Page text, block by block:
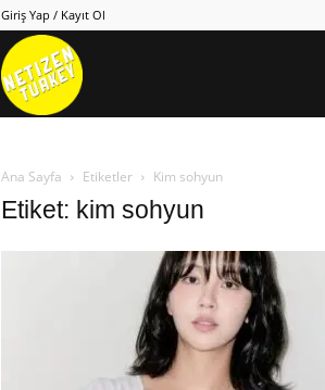
Giriş Yap / Kayıt Ol
Netizen
Ana Sayfa Etiketler Kim sohyun
Etiket: kim sohyun